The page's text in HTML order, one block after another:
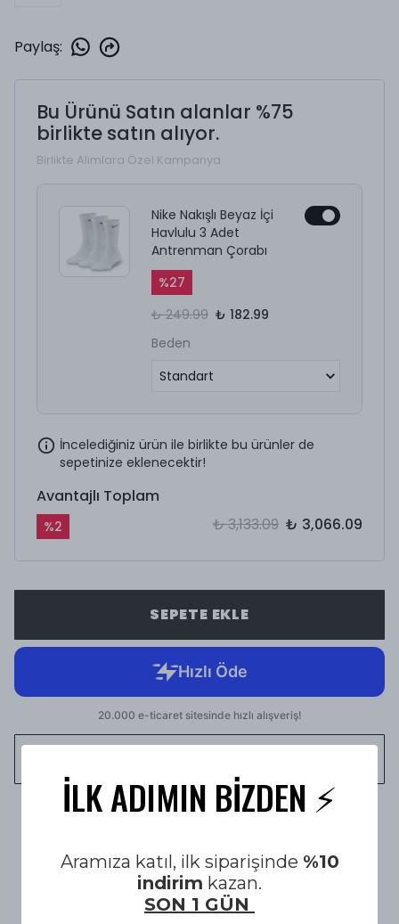
Paylaş:
Bu Ürünü Satın alanlar %75
birlikte satın alıyor.
Birlikte Alımlara Özel Kampanya
Nike Nakışlı Beyaz İçi
Havlulu 3 Adet
Antrenman Çorabı
%27
₺ 249.99 ₺ 182.99
Beden
İncelediğiniz ürün ile birlikte bu ürünler de
sepetinize eklenecektir!
Avantajlı Toplam
%2 ₺ 3,133.09 ₺ 3,066.09
SEPETE EKLE
14 Gün KOŞULSUZ İADE & DEĞİŞİM
İLK ADIMIN BİZDEN ⚡️
Aramıza katıl, ilk siparişinde %10
indirim kazan.
SON 1 GÜN